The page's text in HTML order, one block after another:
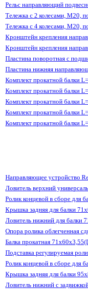
Рельс направляющий
Тележка с 2 колесами, М20,
Тележка с 4 колесами, М20,
Кронштейн крепления
Кронштейн крепления
Пластина поворотная с
Пластина нижняя
Комплект прокатной балки
Комплект прокатной балки
Комплект прокатной балки
Комплект прокатной балки
Комплект прокатной балки
Направляющее устройство
Ловитель верхний
Ролик концевой в сборе для
Крышка задняя для балки
Ловитель нижний для балки
Опора ролика облегченная
Балка прокатная
Подставка регулируемая
Ролик концевой в сборе для
Крышка задняя для балки
Ловитель нижний с